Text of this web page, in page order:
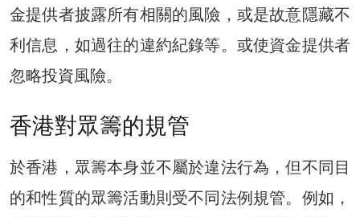
金提供者披露所有相關的風險，或是故意隱藏不
利信息，如過往的違約紀錄等。或使資金提供者
忽略投資風險。
香港對眾籌的規管
於香港，眾籌本身並不屬於違法行為，但不同目
的和性質的眾籌活動則受不同法例規管。例如，